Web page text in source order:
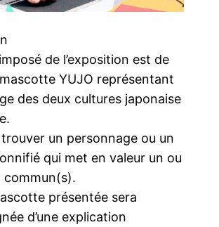
de l’exposition est de
YUJO représentant
des deux cultures japonaise
trouver un personnage ou un
qui met en valeur un ou
commun(s).
présentée sera
d’une explication